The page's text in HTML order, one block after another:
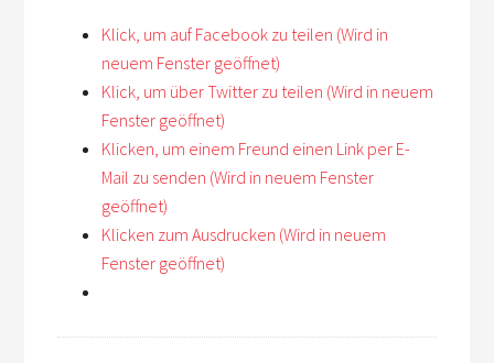
Klick, um auf Facebook zu teilen (Wird in
neuem Fenster geöffnet)
Klick, um über Twitter zu teilen (Wird in neuem
Fenster geöffnet)
Klicken, um einem Freund einen Link per E-
Mail zu senden (Wird in neuem Fenster
geöffnet)
Klicken zum Ausdrucken (Wird in neuem
Fenster geöffnet)